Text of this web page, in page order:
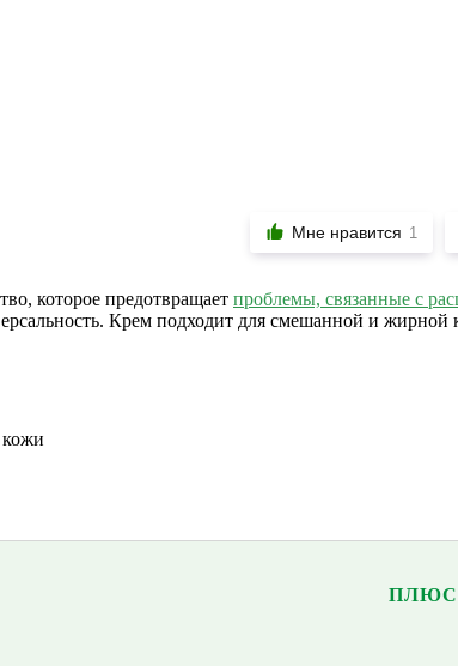
Мне нравится 1
которое предотвращает проблемы, связанные с
Крем подходит для смешанной и